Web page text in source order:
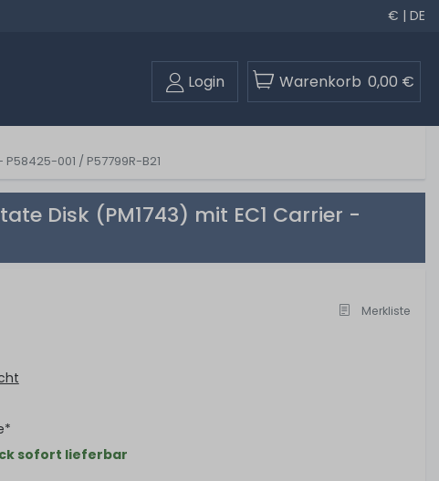
€ | DE
Login Warenkorb 0,00 €
P58425-001 / P57799R-B21
Disk (PM1743) mit EC1 Carrier -
Merkliste
sofort lieferbar